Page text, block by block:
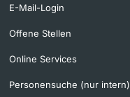
E-Mail-Login
Offene Stellen
Online Services
Personensuche (nur intern)